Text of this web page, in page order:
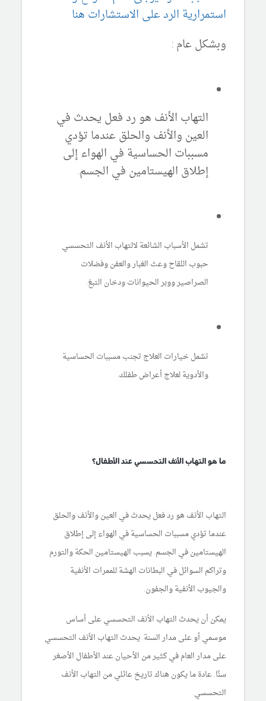
استمرارية الرد على الاستشارات هنا
وبشكل عام :
التهاب الأنف هو رد فعل يحدث في
العين والأنف والحلق عندما تؤدي
مسببات الحساسية في الهواء إلى
إطلاق الهيستامين في الجسم.
تشمل الأسباب الشائعة لالتهاب الأنف التحسسي
حبوب اللقاح وعث الغبار والعفن وفضلات
الصراصير ووبر الحيوانات ودخان التبغ.
تشمل خيارات العلاج تجنب مسببات الحساسية
والأدوية لعلاج أعراض طفلك.
ما هو التهاب الأنف التحسسي عند الأطفال؟
التهاب الأنف هو رد فعل يحدث في العين والأنف والحلق
عندما تؤدي مسببات الحساسية في الهواء إلى إطلاق
الهيستامين في الجسم. يسبب الهيستامين الحكة والتورم
وتراكم السوائل في البطانات الهشة للممرات الأنفية
والجيوب الأنفية والجفون.
يمكن أن يحدث التهاب الأنف التحسسي على أساس
موسمي أو على مدار السنة. يحدث التهاب الأنف التحسسي
على مدار العام في كثير من الأحيان عند الأطفال الأصغر
سنًا. عادة ما يكون هناك تاريخ عائلي من التهاب الأنف
التحسسي.